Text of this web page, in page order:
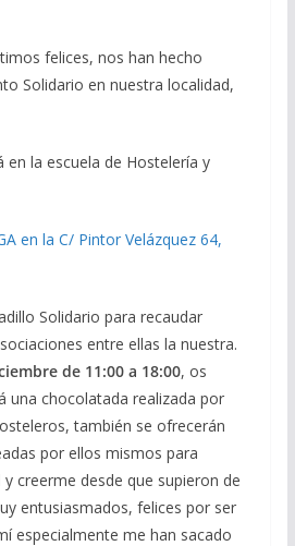
felices, nos han hecho
Solidario en nuestra localidad,
en la escuela de Hostelería y
en la C/ Pintor Velázquez 64,
Solidario para recaudar
entre ellas la nuestra.
de 11:00 a 18:00, os
una chocolatada realizada por
también se ofrecerán
por ellos mismos para
creerme desde que supieron de
entusiasmados, felices por ser
especialmente me han sacado